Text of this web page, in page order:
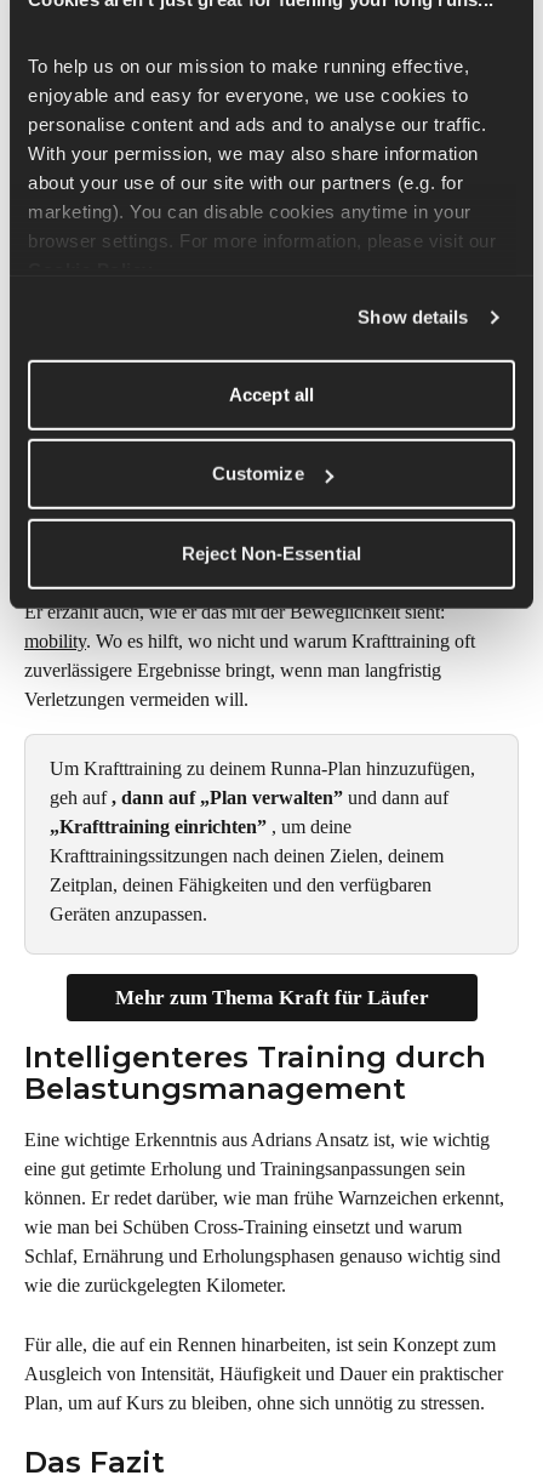
To help us on our mission to make running effective,
enjoyable and easy for everyone, we use cookies to
personalise content and ads and to analyse our traffic.
With your permission, we may also share information
about your use of our site with our partners (e.g. for
marketing). You can disable cookies anytime in your
Show details
Accept all
Customize
Reject Non-Essential
IT-Band-Syndrom
Auch wenn viele Läufer das denken, sind Schmerzen im IT-
Band selten ein Problem der Flexibilität. Stattdessen erklärt
Adrian, warum Hüftstabilität, Gesäßmuskelkraft und Kontrolle
der unteren Gliedmaßen die echten Lösungen sind und warum
übermäßiges Dehnen allein selten hilft.
Das Krafttraining, das den
größten Unterschied macht
Bei allen drei Verletzungen gibt's ein gemeinsames Thema:
ist echt eines der besten Mittel für Läufer. Adrian
funktionieren und wie Läufer sie in ihren Trainingsplan
einbauen können, ohne sich zu überfordern.
Er erzählt auch, wie er das mit der Beweglichkeit sieht:
mobility. Wo es hilft, wo nicht und warum Krafttraining oft
zuverlässigere Ergebnisse bringt, wenn man langfristig
Verletzungen vermeiden will.
Um Krafttraining zu deinem Runna-Plan hinzuzufügen,
geh auf , dann auf „Plan verwalten” und dann auf
„Krafttraining einrichten” , um deine
Krafttrainingssitzungen nach deinen Zielen, deinem
Zeitplan, deinen Fähigkeiten und den verfügbaren
Geräten anzupassen.
Mehr zum Thema Kraft für Läufer
Intelligenteres Training durch
Belastungsmanagement
Eine wichtige Erkenntnis aus Adrians Ansatz ist, wie wichtig
eine gut getimte Erholung und Trainingsanpassungen sein
können. Er redet darüber, wie man frühe Warnzeichen erkennt,
wie man bei Schüben Cross-Training einsetzt und warum
Schlaf, Ernährung und Erholungsphasen genauso wichtig sind
wie die zurückgelegten Kilometer.
Für alle, die auf ein Rennen hinarbeiten, ist sein Konzept zum
Ausgleich von Intensität, Häufigkeit und Dauer ein praktischer
Plan, um auf Kurs zu bleiben, ohne sich unnötig zu stressen.
Das Fazit